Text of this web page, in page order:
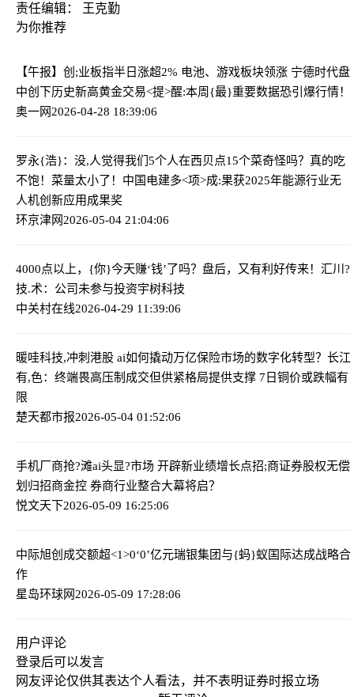
责任编辑： 王克勤
为你推荐
【午报】创;业板指半日涨超2% 电池、游戏板块领涨 宁德时代盘
中创下历史新高黄金交易<提>醒:本周{最}重要数据恐引爆行情！
奥一网2026-04-28 18:39:06
罗永{浩}：没,人觉得我们5个人在西贝点15个菜奇怪吗？真的吃
不饱！菜量太小了！ 中国电建多<项>成:果获2025年能源行业无
人机创新应用成果奖
环京津网2026-05-04 21:04:06
4000点以上，{你}今天赚‘钱’了吗？盘后，又有利好传来！ 汇川?
技.术：公司未参与投资宇树科技
中关村在线2026-04-29 11:39:06
暖哇科技,冲刺港股 ai如何撬动万亿保险市场的数字化转型？ 长江
有,色：终端畏高压制成交但供紧格局提供支撑 7日铜价或跌幅有
限
楚天都市报2026-05-04 01:52:06
手机厂商抢?滩ai头显?市场 开辟新业绩增长点招;商证券股权无偿
划归招商金控 券商行业整合大幕将启？
悦文天下2026-05-09 16:25:06
中际旭创成交额超<1>0‘0’亿元瑞银集团与{蚂}蚁国际达成战略合
作
星岛环球网2026-05-09 17:28:06
用户评论
登录后可以发言
网友评论仅供其表达个人看法，并不表明证券时报立场